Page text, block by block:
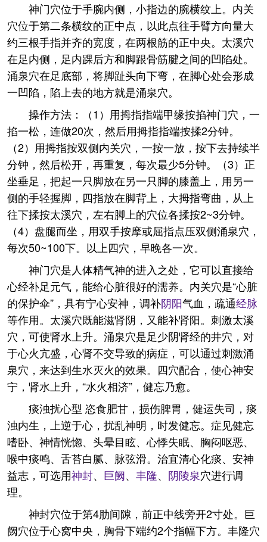
神门穴位于手腕内侧，小指边的腕横纹上。内关
穴位于第二条横纹的正中点，以此点往手臂方向量大
约三根手指并齐的宽度，在两根筋的正中央。太溪穴
在足内侧，足内踝后方和脚跟骨筋腱之间的凹陷处。
涌泉穴在足底部，将脚趾头向下弯，在脚心处会形成
一凹陷，陷上去的地方就是涌泉穴。
操作方法：（1）用拇指指端甲缘按掐神门穴，一
掐一松，连做20次，然后用拇指指端按揉2分钟。
（2）用拇指按双侧内关穴，一按一放，按下去持续半
分钟，然后松开，再重复，每次最少5分钟。（3）正
坐垂足，把起一只脚放在另一只脚的膝盖上，用另一
侧的手轻握脚，四指放在脚背上，大拇指弯曲，从上
往下揉按太溪穴，左右脚上的穴位各揉按2~3分钟。
（4）盘腿而坐，用双手按摩或屈指点压双侧涌泉穴，
每次50~100下。以上四穴，早晚各一次。
神门穴是人体精气神的进入之处，它可以直接给
心经补足元气，能给心脏很好的濡养。内关穴是“心脏
的保护伞”，具有宁心安神，调补阴阳气血，疏通经脉
等作用。太溪穴既能滋肾阴，又能补肾阳。刺激太溪
穴，可使肾水上升。涌泉穴是足少阴肾经的井穴，对
于心火亢盛，心肾不交导致的病症，可以通过刺激涌
泉穴，来达到生水灭火的效果。四穴配合，使心神安
宁，肾水上升，“水火相济”，健忘乃愈。
痰浊扰心型 恣食肥甘，损伤脾胃，健运失司，痰
浊内生，上逆于心，扰乱神明，时发健忘。症见健忘
嗜卧、神情恍惚、头晕目眩、心悸失眠、胸闷呕恶、
喉中痰鸣、舌苔白腻、脉弦滑。治宜清心化痰、安神
益志，可选用神封、 巨阙、 丰隆、 阴陵泉穴进行调
理。
神封穴位于第4肋间隙，前正中线旁开2寸处。巨
阙穴位于心窝中央，胸骨下端约2个指幅下方。丰隆穴